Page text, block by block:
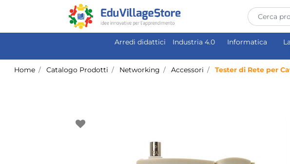
Arredi didattici Industria 4.0 Informatica
Home Catalogo Prodotti Networking Accessori Tester di Rete per